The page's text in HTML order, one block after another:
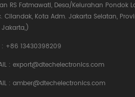
RS Fatmawati, Desa/Kelurahan Pondok
Cilandak, Kota Adm. Jakarta Selatan,
Jakarta,)
: +86 13430398209
:export@dtechelectronics.com
:amber@dtechelectronics.com